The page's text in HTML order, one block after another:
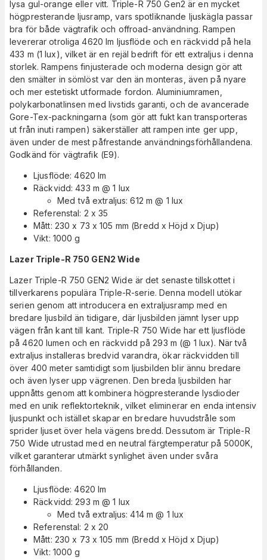
lysa gul-orange eller vitt. Triple-R 750 Gen2 är en mycket
högpresterande ljusramp, vars spotliknande ljuskägla passar
bra för både vägtrafik och offroad-användning. Rampen
levererar otroliga 4620 lm ljusflöde och en räckvidd på hela
433 m (1 lux), vilket är en rejäl bedrift för ett extraljus i denna
storlek. Rampens finjusterade och moderna design gör att
den smälter in sömlöst var den än monteras, även på nyare
och mer estetiskt utformade fordon. Aluminiumramen,
polykarbonatlinsen med livstids garanti, och de avancerade
Gore-Tex-packningarna (som gör att fukt kan transporteras
ut från inuti rampen) säkerställer att rampen inte ger upp,
även under de mest påfrestande användningsförhållandena.
Godkänd för vägtrafik (E9).
Ljusflöde: 4620 lm
Räckvidd: 433 m @ 1 lux
Med två extraljus: 612 m @ 1 lux
Referenstal: 2 x 35
Mått: 230 x 73 x 105 mm (Bredd x Höjd x Djup)
Vikt: 1000 g
Lazer Triple-R 750 GEN2 Wide
Lazer Triple-R 750 GEN2 Wide är det senaste tillskottet i
tillverkarens populära Triple-R-serie. Denna modell utökar
serien genom att introducera en extraljusramp med en
bredare ljusbild än tidigare, där ljusbilden jämnt lyser upp
vägen från kant till kant. Triple-R 750 Wide har ett ljusflöde
på 4620 lumen och en räckvidd på 293 m (@ 1 lux). När två
extraljus installeras bredvid varandra, ökar räckvidden till
över 400 meter samtidigt som ljusbilden blir ännu bredare
och även lyser upp vägrenen. Den breda ljusbilden har
uppnåtts genom att kombinera högpresterande lysdioder
med en unik reflektorteknik, vilket eliminerar en enda intensiv
ljuspunkt och istället skapar en bredare huvudstråle som
sprider ljuset över hela vägens bredd. Dessutom är Triple-R
750 Wide utrustad med en neutral färgtemperatur på 5000K,
vilket garanterar utmärkt synlighet även under svåra
förhållanden.
Ljusflöde: 4620 lm
Räckvidd: 293 m @ 1 lux
Med två extraljus: 414 m @ 1 lux
Referenstal: 2 x 20
Mått: 230 x 73 x 105 mm (Bredd x Höjd x Djup)
Vikt: 1000 g